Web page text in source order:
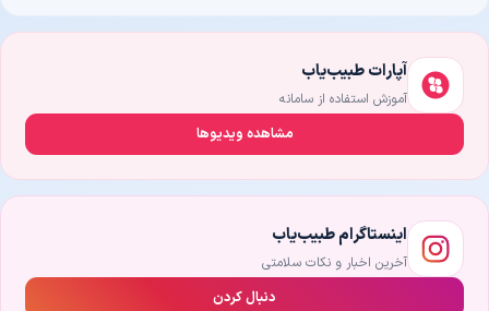
آپارات طبیب‌یاب
آموزش استفاده از سامانه
مشاهده ویدیوها
اینستاگرام طبیب‌یاب
آخرین اخبار و نکات سلامتی
دنبال کردن